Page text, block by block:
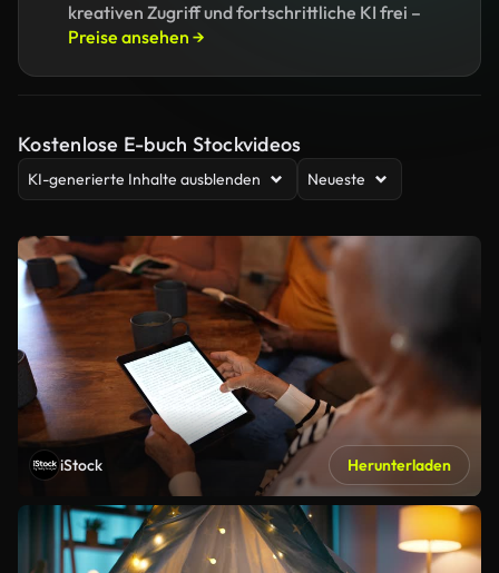
kreativen Zugriff und fortschrittliche KI frei –
Preise ansehen →
Kostenlose E-buch Stockvideos
KI-generierte Inhalte ausblenden Neueste
iStock Herunterladen